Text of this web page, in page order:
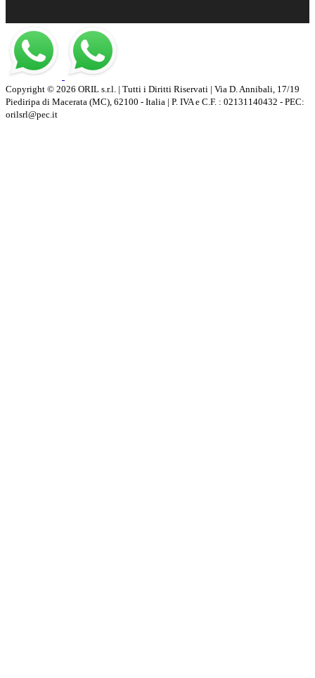
Copyright © 2026 ORIL s.r.l. | Tutti i Diritti Riservati | Via D. Annibali, 17/19
Piediripa di Macerata (MC), 62100 - Italia | P. IVA e C.F. : 02131140432 - PEC:
orilsrl@pec.it